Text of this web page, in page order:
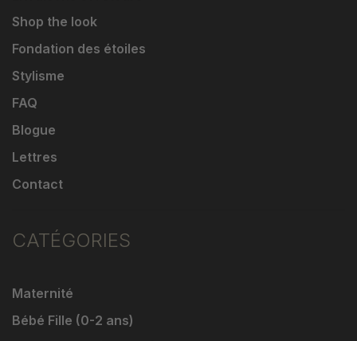
Shop the look
Fondation des étoiles
Stylisme
FAQ
Blogue
Lettres
Contact
CATÉGORIES
Maternité
Bébé Fille (0-2 ans)